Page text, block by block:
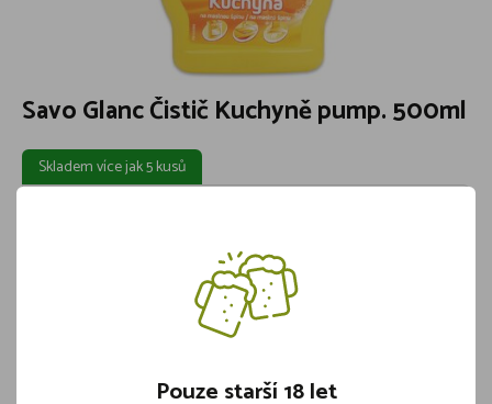
Savo Glanc Čistič Kuchyně pump. 500ml
Skladem více jak 5 kusů
Vložit do košíku
Pouze starší 18 let